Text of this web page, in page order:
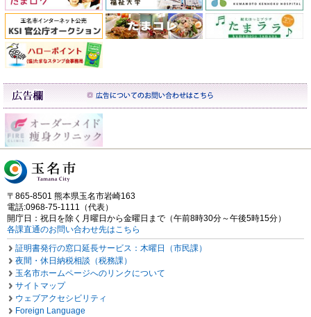
〒865-8501 熊本県玉名市岩崎163
電話:0968-75-1111（代表）
開庁日：祝日を除く月曜日から金曜日まで（午前8時30分～午後5時15分）
各課直通のお問い合わせ先はこちら
証明書発行の窓口延長サービス：木曜日（市民課）
夜間・休日納税相談（税務課）
玉名市ホームページへのリンクについて
サイトマップ
ウェブアクセシビリティ
Foreign Language